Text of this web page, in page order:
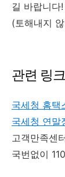
길 바랍니다
(토해내지
관련 링크
국세청 홈택
국세청 연말
고객만족센
국번없이